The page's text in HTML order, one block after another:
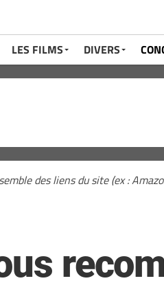
LES FILMS DIVERS
des liens du site (ex :